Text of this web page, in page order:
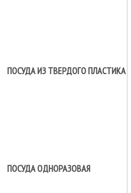
ПОСУДА ИЗ ТВЕРДОГО ПЛАСТИКА
ПОСУДА ОДНОРАЗОВАЯ